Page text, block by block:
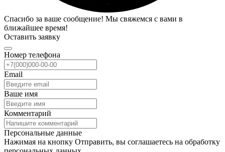
Спасибо за ваше сообщение! Мы свяжемся с вами в
ближайшее время!
Оставить заявку
Номер телефона
Email
Ваше имя
Комментарий
Персональные данные
Нажимая на кнопку Отправить, вы соглашаетесь на обработку